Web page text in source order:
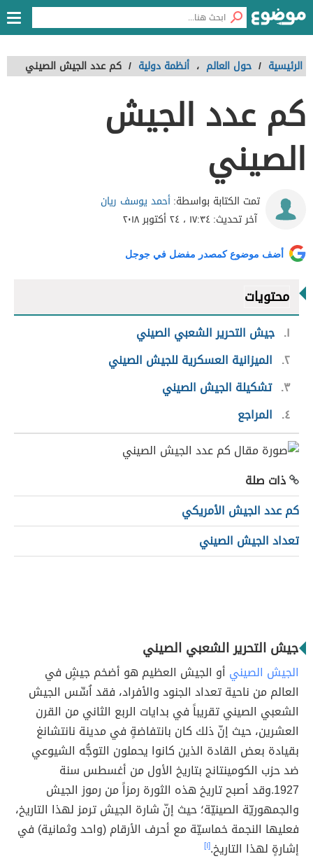
الرئيسية / حول العالم ، أنظمة دولية / كم عدد الجيش الصيني
كم عدد الجيش
الصيني
تمت الكتابة بواسطة:أحمد يوسف ريان
آخر تحديث:١٧:٣٤ ، ٢٤ أكتوبر ٢٠١٨
أضف موضوع كمصدر مفضل في جوجل
محتويات
١ جيش التحرير الشعبي الصيني
٢ الميزانية العسكرية للجيش الصيني
٣ تشكيلة الجيش الصيني
٤
المراجع
ذات صلة
كم عدد الجيش الأمريكي
تعداد الجيش الصيني
جيش التحرير الشعبي الصيني
الجيش الصيني أو الجيش العظيم هو أضخم جيشٍ في
العالم من ناحية تعداد الجنود والأفراد، فقد اُسِّس الجيش
الشعبي الصيني تقريباً في بدايات الربع الثاني من القرن
العشرين، حيث إنّ ذلك كان بانتفاضةٍ في مدينة نانتشانغ
بقيادة بعض القادة الذين كانوا يحملون التوجُّه الشيوعي
ضد حزب الكومينتانج بتاريخ الأول من أغسطس سنة
1927.وقد أصبح تاريخ هذه الثورة رمزاً من رموز الجيش
والجمهوريّة الصينيّة؛ حيث إنّ شارة الجيش ترمز لهذا التاريخ،
فعليها النجمة خماسيّة مع أحرف الأرقام (واحد وثمانية) في
إشارةٍ لهذا التاريخ.[١]